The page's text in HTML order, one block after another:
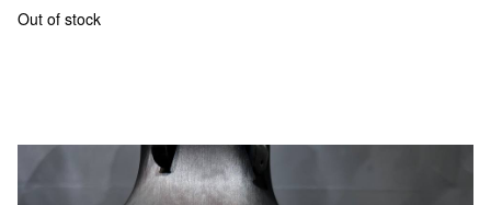
Out of stock